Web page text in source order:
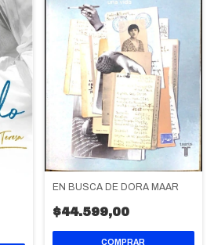
EN BUSCA DE DORA MAAR
$44.599,00